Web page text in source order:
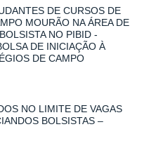
DE CURSOS DE
MOURÃO NA ÁREA DE
NO PIBID -
DE INICIAÇÃO À
DE CAMPO
NO LIMITE DE VAGAS
BOLSISTAS –